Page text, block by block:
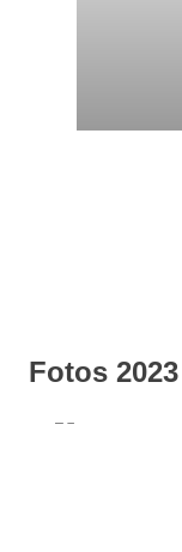
Fotos 2023